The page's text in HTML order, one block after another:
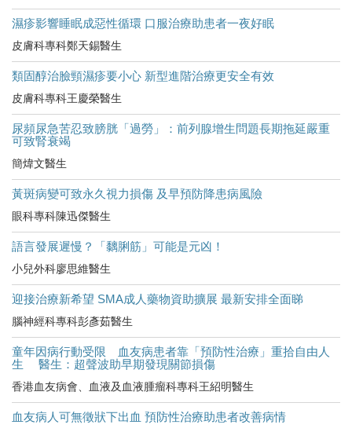
濕疹影響睡眠成惡性循環 口服治療助患者一夜好眠
皮膚科專科鄭天錫醫生
類固醇治臉頸濕疹要小心 新型進階治療更安全有效
皮膚科專科王慶榮醫生
尿頻尿急苦忍致膀胱「過勞」：前列腺增生問題長期拖延嚴重
可致腎衰竭
簡煒文醫生
黃斑病變可致永久視力損傷 及早預防降患病風險
眼科專科陳迅傑醫生
語言發展遲慢？「黐脷筋」可能是元凶！
小兒外科廖思維醫生
迎接治療新希望 SMA成人藥物資助擴展 最新安排全面睇
腦神經科專科彭彥茹醫生
童年因病行動受限 血友病患者靠「預防性治療」重拾自由人
生 醫生：超聲波助早期發現關節損傷
香港血友病會、血液及血液腫瘤科專科王紹明醫生
血友病人可無徵狀下出血 預防性治療助患者改善病情